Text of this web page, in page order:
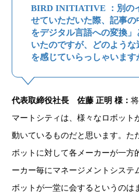
BIRD INITIATIVE ：別の
せていただいた際、記事
をデジタル言語への変換
いたのですが、どのよう
を感じていらっしゃいます
代表取締役社長 佐藤 正明 様：
マートシティは、様々なロボット
動いているものだと思います。た
ボットに対して各メーカーが一方
ーカー毎にマネージメントシステ
ボットが一堂に会するというのは